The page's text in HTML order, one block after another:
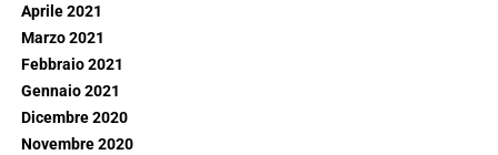
Aprile 2021
Marzo 2021
Febbraio 2021
Gennaio 2021
Dicembre 2020
Novembre 2020